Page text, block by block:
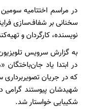
در مراسم اختتامیه
سخنانی بر شفاف‌سازی
نویسنده، کارگردان و
به گزارش سرویس تلویزیون
در ابتدا یاد
که در جریان
شهیدشان پیوستند گرامی
شکیبایی خواستار شد.